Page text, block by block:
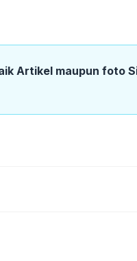
Artikel maupun foto